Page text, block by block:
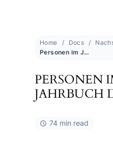
Home Docs
Personen im Jahrbuch des HGV
PERSONEN
JAHRBUCH
74 min read